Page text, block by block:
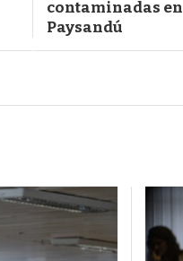
contaminadas en
Paysandú